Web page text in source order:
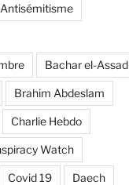
Antisémitisme
Bachar el-Assad
Brahim Abdeslam
Charlie Hebdo
Watch
Covid 19 Daech